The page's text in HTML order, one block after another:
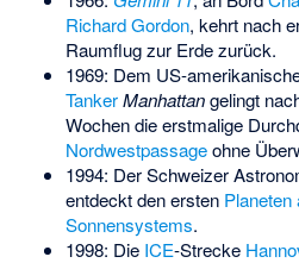
Richard Gordon, kehrt nach
Raumflug zur Erde zurück.
1969: Dem US-
Tanker Manhattangelingt
Wochen die erstmalige
Nordwestpassageohne
1994: Der Schweizer
entdeckt den ersten Planeten
Sonnensystems.
1998: Die ICE-Strecke